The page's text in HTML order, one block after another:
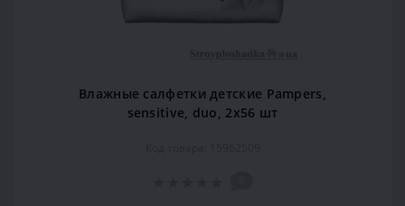
Влажные салфетки детские Pampers,
sensitive, duo, 2x56 шт